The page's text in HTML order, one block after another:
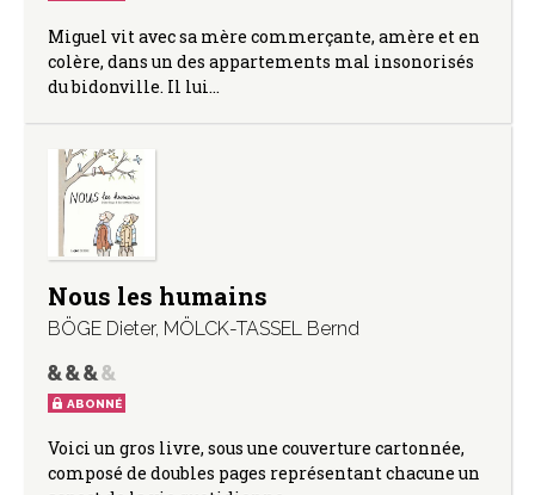
Miguel vit avec sa mère commerçante, amère et en
colère, dans un des appartements mal insonorisés
du bidonville. Il lui…
Nous les humains
BÖGE Dieter, MÖLCK-TASSEL Bernd
ABONNÉ
Voici un gros livre, sous une couverture cartonnée,
composé de doubles pages représentant chacune un